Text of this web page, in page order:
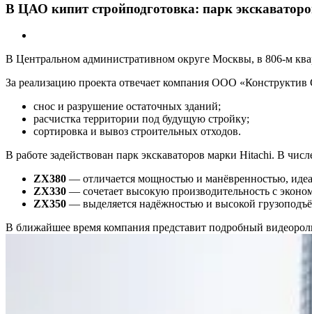
В ЦАО кипит стройподготовка: парк
В Центральном административном округе Москвы, в 806‑м
За реализацию проекта отвечает компания ООО
снос и разрушение остаточных зданий;
расчистка территории под будущую стройку;
сортировка и вывоз строительных отходов.
В работе задействован парк экскаваторов марки Hitachi. В
ZX380 — отличается мощностью и манёвренностью,
ZX330 — сочетает высокую производительность с
ZX350 — выделяется надёжностью и высокой
В ближайшее время компания представит подробный